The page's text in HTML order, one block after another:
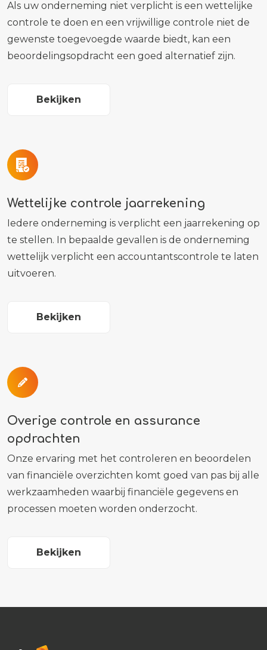
Als uw onderneming niet verplicht is een wettelijke
controle te doen en een vrijwillige controle niet de
gewenste toegevoegde waarde biedt, kan een
beoordelingsopdracht een goed alternatief zijn.
Bekijken
Wettelijke controle jaarrekening
Iedere onderneming is verplicht een jaarrekening op
te stellen. In bepaalde gevallen is de onderneming
wettelijk verplicht een accountantscontrole te laten
uitvoeren.
Bekijken
Overige controle en assurance
opdrachten
Onze ervaring met het controleren en beoordelen
van financiële overzichten komt goed van pas bij alle
werkzaamheden waarbij financiële gegevens en
processen moeten worden onderzocht.
Bekijken